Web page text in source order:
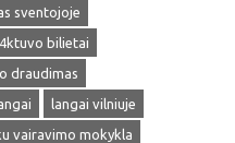
sventojoje
bilietai
draudimas
langai vilniuje
vairavimo mokykla